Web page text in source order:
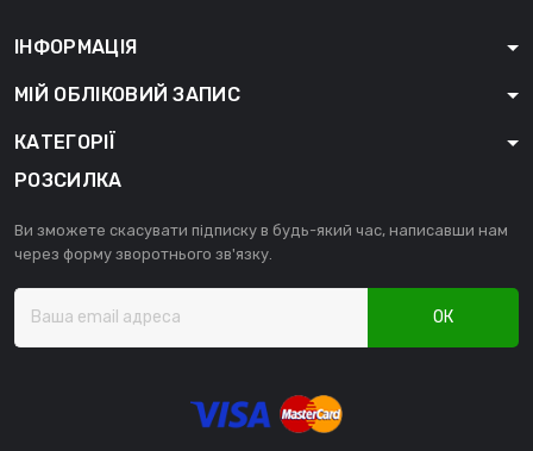
ІНФОРМАЦІЯ
МІЙ ОБЛІКОВИЙ ЗАПИС
КАТЕГОРІЇ
РОЗСИЛКА
Ви зможете скасувати підписку в будь-який час, написавши нам
через форму зворотнього зв'язку.
ОК